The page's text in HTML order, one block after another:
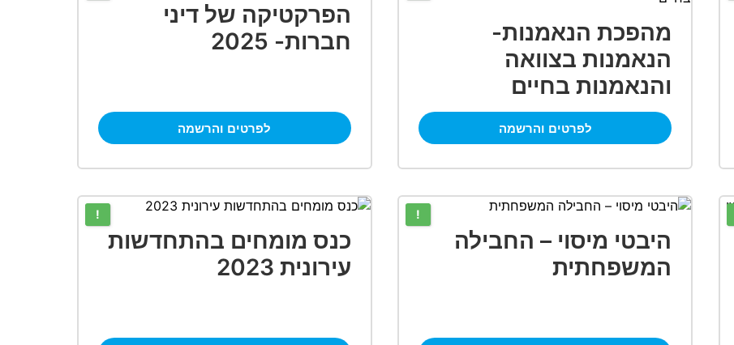
מהפכת הנאמנות-
הנאמנות בצוואה
והנאמנות בחיים
לפרטים והרשמה
הפרקטיקה של דיני
חברות- 2025
לפרטים והרשמה
!
היבטי מיסוי – החבילה
המשפחתית
!
כנס מומחים בהתחדשות
עירונית 2023